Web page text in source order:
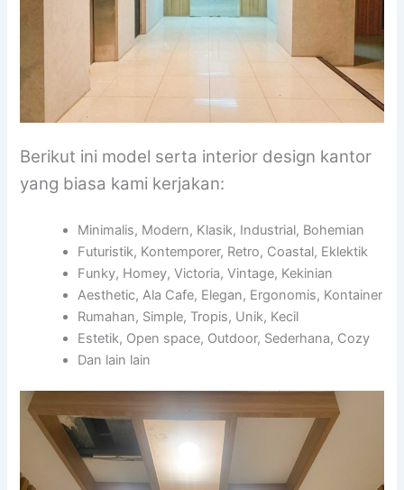
Berikut ini model serta interior design kantor
yang biasa kami kerjakan:
Minimalis, Modern, Klasik, Industrial, Bohemian
Futuristik, Kontemporer, Retro, Coastal, Eklektik
Funky, Homey, Victoria, Vintage, Kekinian
Aesthetic, Ala Cafe, Elegan, Ergonomis, Kontainer
Rumahan, Simple, Tropis, Unik, Kecil
Estetik, Open space, Outdoor, Sederhana, Cozy
Dan lain lain